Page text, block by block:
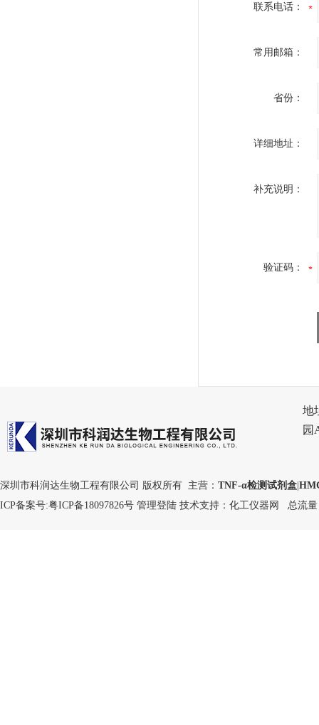
联系电话：
常用邮箱：
省份：
详细地址：
补充说明：
验证码：
地
园
深圳市科润达生物工程有限公司 版权所有 主营： TNF-α检测试剂盒
ICP备案号:粤ICP备18097826号 管理登陆 技术支持： 化工仪器网 总流量